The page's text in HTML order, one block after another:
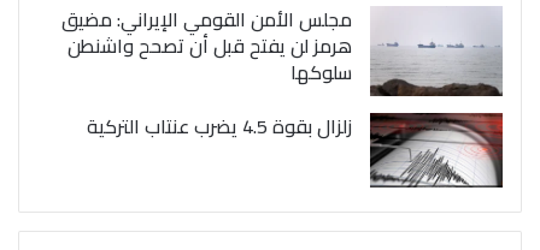
مجلس الأمن القومي الإيراني: مضيق
هرمز لن يفتح قبل أن تصحح واشنطن
سلوكها
زلزال بقوة 4.5 يضرب عنتاب التركية